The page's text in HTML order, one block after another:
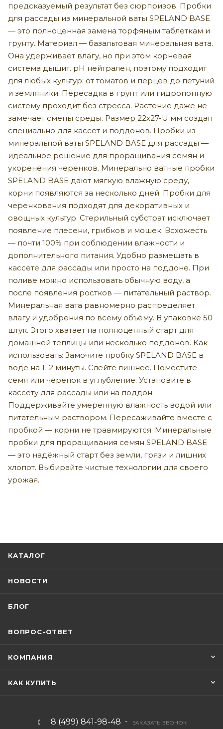
предсказуемый результат без сюрпризов. Пробки
для рассады из минеральной ваты SPELAND BASE
— это полноценная замена торфяным таблеткам и
грунту. Материал — базальтовая минеральная вата.
Она удерживает влагу, но при этом корневая
система дышит. pH нейтрален, поэтому подходит
для любых культур: от томатов и перцев до петуний
и земляники. Пересадка в грунт или гидропонную
систему проходит без стресса. Растение даже не
замечает смены среды. Размер 22х27-U мм создан
специально для кассет и поддонов. Пробки из
минеральной ваты SPELAND BASE для рассады —
идеальное решение для проращивания семян и
укоренения черенков. Минерально ватные пробки
SPELAND BASE дают мягкую влажную среду,
корни появляются за несколько дней. Пробки для
черенкования подходят для декоративных и
овощных культур. Стерильный субстрат исключает
появление плесени, грибков и мошек. Всхожесть
— почти 100% при соблюдении влажности и
дополнительного питания. Удобно размещать в
кассете для рассады или просто на поддоне. При
поливе можно использовать обычную воду, а
после появления ростков — питательный раствор.
Минеральная вата равномерно распределяет
влагу и удобрения по всему объёму. В упаковке 50
штук. Этого хватает на полноценный старт для
домашней теплицы или несколько поддонов. Как
использовать: Замочите пробку SPELAND BASE в
воде на 1–2 минуты. Слейте лишнее. Поместите
семя или черенок в углубление. Установите в
кассету для рассады или на поддон.
Поддерживайте умеренную влажность водой или
питательным раствором. Пересаживайте вместе с
пробкой — корни не травмируются. Минеральные
пробки для проращивания семян SPELAND BASE
— это надёжный старт без земли, грязи и лишних
хлопот. Выбирайте чистые технологии для своего
урожая.
КАТАЛОГ
НОВОСТИ
БЛОГ
ВОПРОС-ОТВЕТ
КОМПАНИЯ
КАК КУПИТЬ
8 (499) 841-98-48 ЗАКАЗАТЬ ЗВОНОК